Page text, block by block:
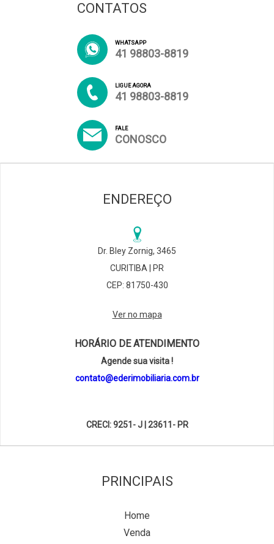
CONTATOS
WHATSAPP
41 98803-8819
LIGUE AGORA
41 98803-8819
FALE
CONOSCO
ENDEREÇO
Dr. Bley Zornig, 3465
CURITIBA | PR
CEP: 81750-430
Ver no mapa
HORÁRIO DE ATENDIMENTO
Agende sua visita !
contato@ederimobiliaria.com.br
CRECI: 9251- J | 23611- PR
PRINCIPAIS
Home
Venda